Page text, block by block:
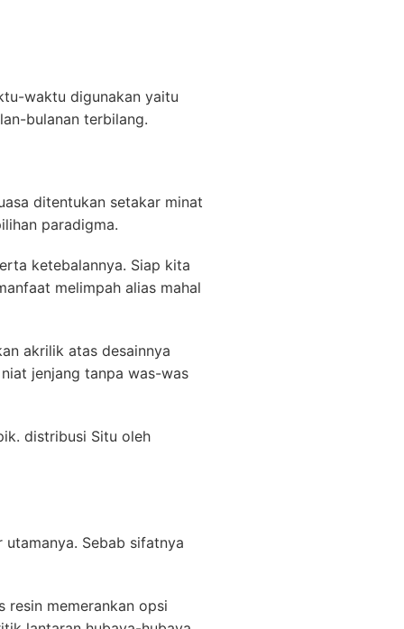
waktu digunakan yaitu
bulanan terbilang.
ditentukan setakar minat
paradigma.
ketebalannya. Siap kita
melimpah alias mahal
akrilik atas desainnya
jenjang tanpa was-was
distribusi Situ oleh
Sebab sifatnya
resin memerankan opsi